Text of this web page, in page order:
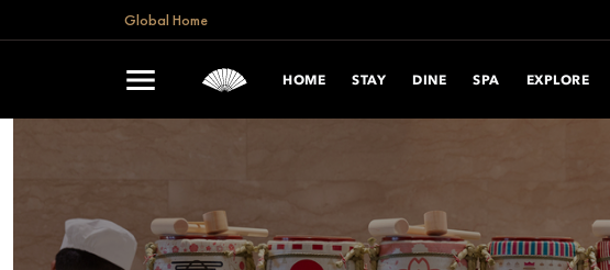
Global Home
HOME STAY DINE SPA EXPLORE